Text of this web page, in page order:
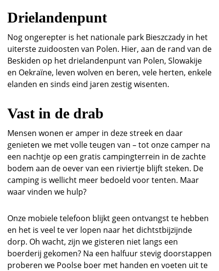
Drielandenpunt
Nog ongerepter is het nationale park Bieszczady in het
uiterste zuidoosten van Polen. Hier, aan de rand van de
Beskiden op het drielandenpunt van Polen, Slowakije
en Oekraïne, leven wolven en beren, vele herten, enkele
elanden en sinds eind jaren zestig wisenten.
Vast in de drab
Mensen wonen er amper in deze streek en daar
genieten we met volle teugen van – tot onze camper na
een nachtje op een gratis campingterrein in de zachte
bodem aan de oever van een riviertje blijft steken. De
camping is wellicht meer bedoeld voor tenten. Maar
waar vinden we hulp?
Onze mobiele telefoon blijkt geen ontvangst te hebben
en het is veel te ver lopen naar het dichtstbijzijnde
dorp. Oh wacht, zijn we gisteren niet langs een
boerderij gekomen? Na een halfuur stevig doorstappen
proberen we Poolse boer met handen en voeten uit te